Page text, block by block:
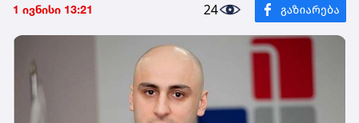
1 ივნისი 13:21 24